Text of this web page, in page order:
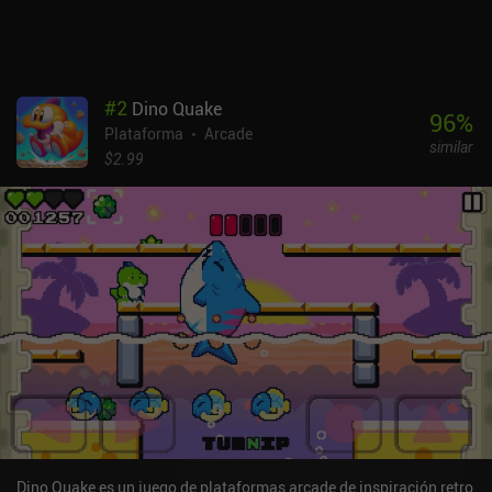
#2 Dino Quake
Plataforma
Arcade
$2.99
96%
similar
Dino Quake es un juego de plataformas arcade de inspiración retro